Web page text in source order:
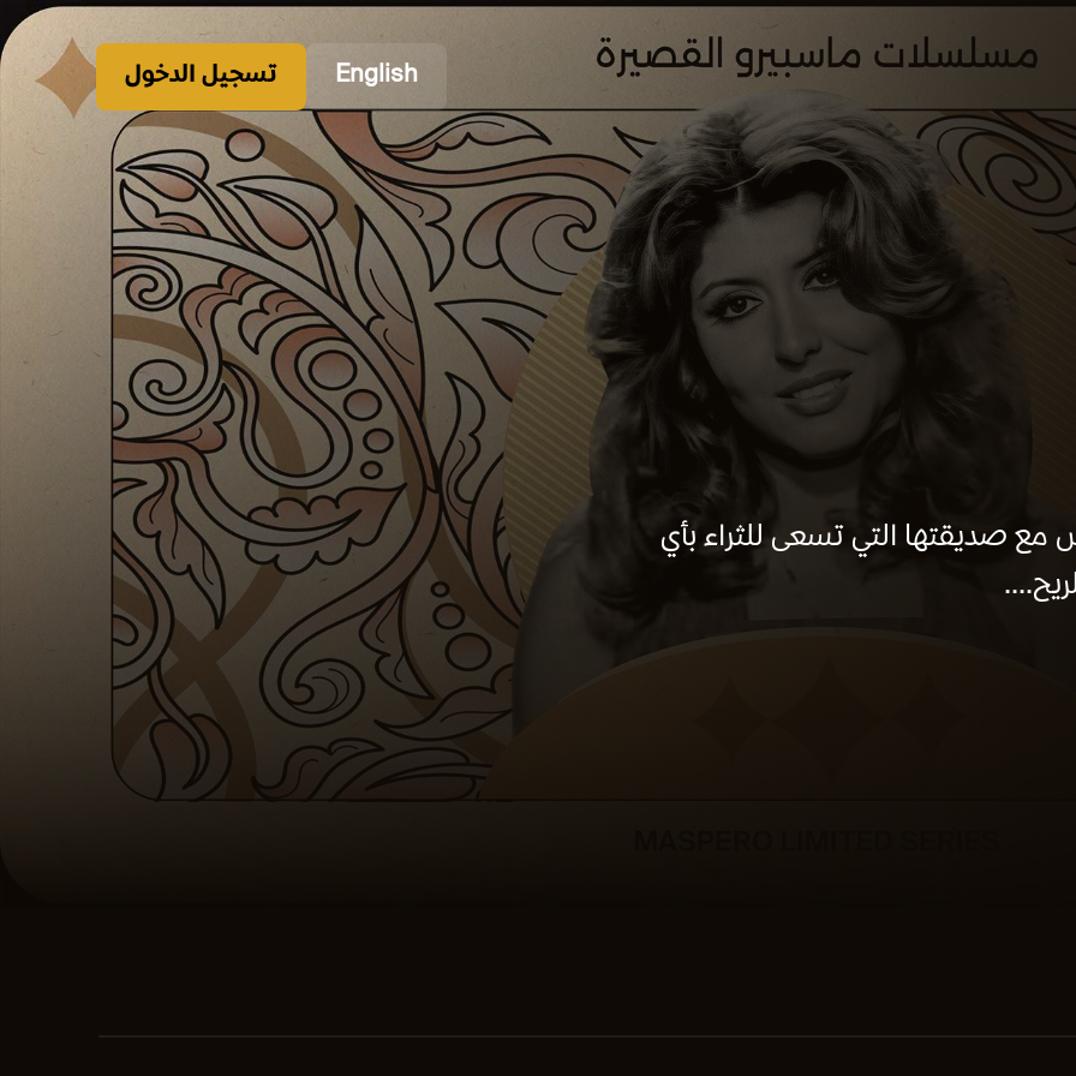
English تسجيل الدخول
صديقتها التي تسعى للثراء بأي